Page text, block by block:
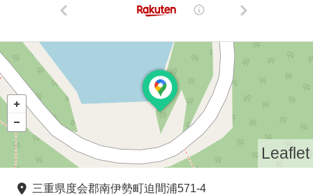
Leaflet
三重県度会郡南伊勢町迫間浦571-4